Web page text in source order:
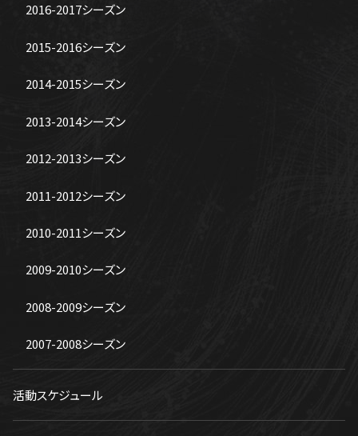
2016-2017シーズン
2015-2016シーズン
2014-2015シーズン
2013-2014シーズン
2012-2013シーズン
2011-2012シーズン
2010-2011シーズン
2009-2010シーズン
2008-2009シーズン
2007-2008シーズン
活動スケジュール